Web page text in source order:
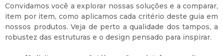
Convidamos você a explorar nossas soluções e a comparar,
item por item, como aplicamos cada critério deste guia em
nossos produtos. Veja de perto a qualidade dos tampos, a
robustez das estruturas e o design pensado para inspirar.